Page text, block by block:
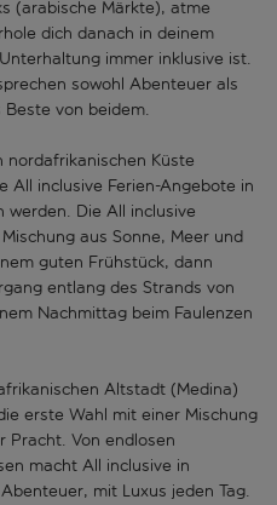
(arabische Märkte), atme
dich danach in deinem
immer inklusive ist.
sowohl Abenteuer als
von beidem.
nordafrikanischen Küste
All inclusive Ferien-Angebote in
Die All inclusive
aus Sonne, Meer und
guten Frühstück, dann
entlang des Strands von
Nachmittag beim Faulenzen
Altstadt (Medina)
erste Wahl mit einer Mischung
Pracht. Von endlosen
macht All inclusive in
mit Luxus jeden Tag.